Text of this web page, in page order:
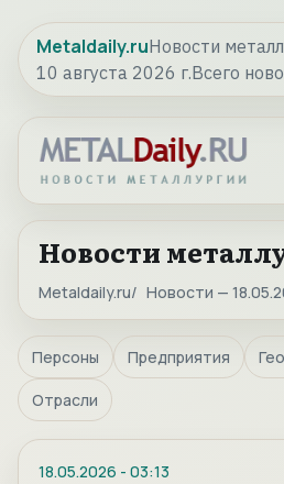
Metaldaily.ruНовости
10 августа 2026 г.Всего
Новости
Metaldaily.ru Новости —
Персоны Предприятия
Отрасли
18.05.2026 - 03:13